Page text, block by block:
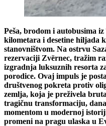
Peša, brodom i autobusima
kilometara i desetine hiljada
stanovništvom. Na ostrvu
rezervaciji Zvërnec, tražim
izgradnja luksuznih resorta
porodice. Ovaj impuls je
društvenog pokreta protiv
zemlja, koja je preživela
tragičnu transformaciju,
momentom u modernoj
promeni na pragu ulaska u